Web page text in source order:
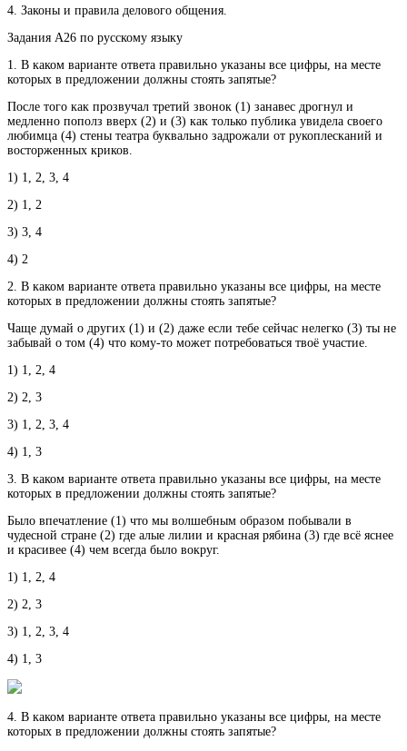
4. Законы и правила делового общения.
Задания A26 по русскому языку
1. В каком варианте ответа правильно указаны все цифры, на месте
которых в предложении должны стоять запятые?
После того как прозвучал третий звонок (1) занавес дрогнул и
медленно пополз вверх (2) и (3) как только публика увидела своего
любимца (4) стены театра буквально задрожали от рукоплесканий и
восторженных криков.
1) 1, 2, 3, 4
2) 1, 2
3) 3, 4
4) 2
2. В каком варианте ответа правильно указаны все цифры, на месте
которых в предложении должны стоять запятые?
Чаще думай о других (1) и (2) даже если тебе сейчас нелегко (3) ты не
забывай о том (4) что кому-то может потребоваться твоё участие.
1) 1, 2, 4
2) 2, 3
3) 1, 2, 3, 4
4) 1, 3
3. В каком варианте ответа правильно указаны все цифры, на месте
которых в предложении должны стоять запятые?
Было впечатление (1) что мы волшебным образом побывали в
чудесной стране (2) где алые лилии и красная рябина (3) где всё яснее
и красивее (4) чем всегда было вокруг.
1) 1, 2, 4
2) 2, 3
3) 1, 2, 3, 4
4) 1, 3
4. В каком варианте ответа правильно указаны все цифры, на месте
которых в предложении должны стоять запятые?